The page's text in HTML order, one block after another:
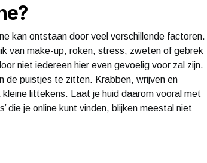
kan ontstaan door veel verschillende factoren.
van make-up, roken, stress, zweten of gebrek
niet iedereen hier even gevoelig voor zal zijn.
de puistjes te zitten. Krabben, wrijven en
littekens. Laat je huid daarom vooral met
die je online kunt vinden, blijken meestal niet